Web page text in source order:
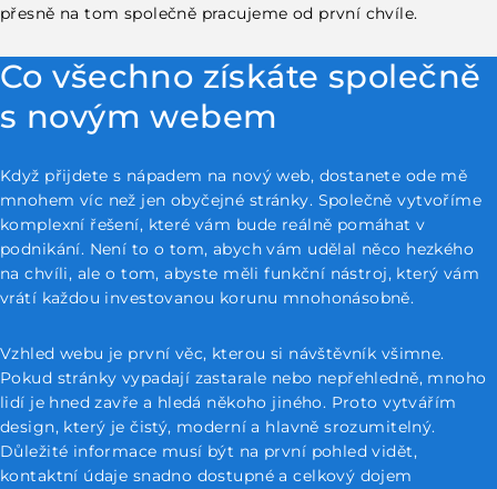
přesně na tom společně pracujeme od první chvíle.
Co všechno získáte společně
s novým webem
Když přijdete s nápadem na nový web, dostanete ode mě
mnohem víc než jen obyčejné stránky. Společně vytvoříme
komplexní řešení, které vám bude reálně pomáhat v
podnikání. Není to o tom, abych vám udělal něco hezkého
na chvíli, ale o tom, abyste měli funkční nástroj, který vám
vrátí každou investovanou korunu mnohonásobně.
Vzhled webu je první věc, kterou si návštěvník všimne.
Pokud stránky vypadají zastarale nebo nepřehledně, mnoho
lidí je hned zavře a hledá někoho jiného. Proto vytvářím
design, který je čistý, moderní a hlavně srozumitelný.
Důležité informace musí být na první pohled vidět,
kontaktní údaje snadno dostupné a celkový dojem